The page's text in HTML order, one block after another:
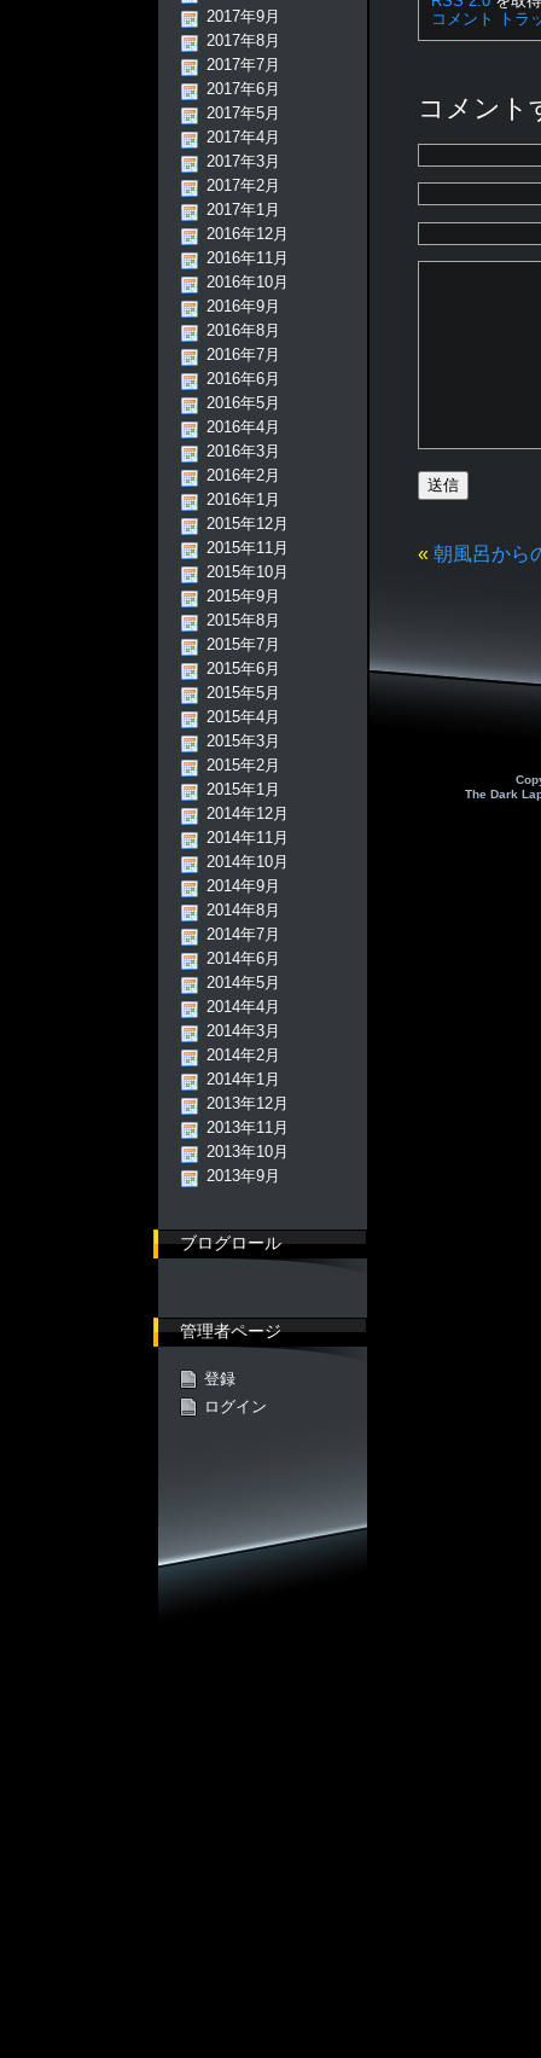
コメント
トラ
コメント
« 朝風呂から
The Dark
2017年9月
2017年8月
2017年7月
2017年6月
2017年5月
2017年4月
2017年3月
2017年2月
2017年1月
2016年12月
2016年11月
2016年10月
2016年9月
2016年8月
2016年7月
2016年6月
2016年5月
2016年4月
2016年3月
2016年2月
2016年1月
2015年12月
2015年11月
2015年10月
2015年9月
2015年8月
2015年7月
2015年6月
2015年5月
2015年4月
2015年3月
2015年2月
2015年1月
2014年12月
2014年11月
2014年10月
2014年9月
2014年8月
2014年7月
2014年6月
2014年5月
2014年4月
2014年3月
2014年2月
2014年1月
2013年12月
2013年11月
2013年10月
2013年9月
ブログロール
管理者ページ
登録
ログイン